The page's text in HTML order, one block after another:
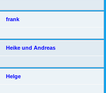
frank
Heike und Andreas
Helge